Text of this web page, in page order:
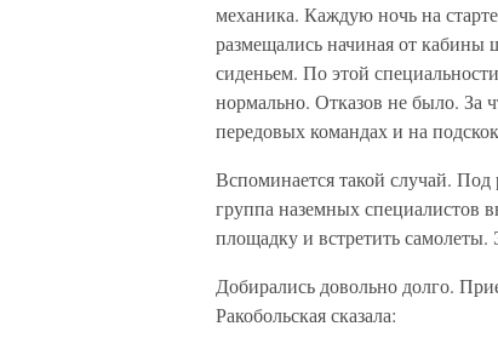
механика. Каждую ночь на
размещались начиная от кабины
сиденьем. По этой
нормально. Отказов не было. За
передовых командах и на
Вспоминается такой случай.
группа наземных специалистов
площадку и встретить
Добирались довольно долго.
Ракобольская сказала: